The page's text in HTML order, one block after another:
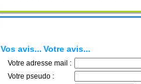
Vos avis... Votre avis...
Votre adresse mail :
Votre pseudo :